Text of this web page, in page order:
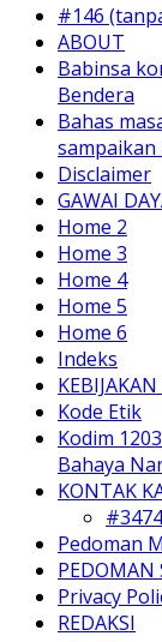
#146
ABOUT
Babinsa
Bendera
Bahas
sampaikan
Disclaimer
GAWAI
Home 2
Home 3
Home 4
Home 5
Home 6
Indeks
Kode Etik
Kodim
Bahaya
KONTAK
Pedoman
PEDOMAN
Privacy
REDAKSI